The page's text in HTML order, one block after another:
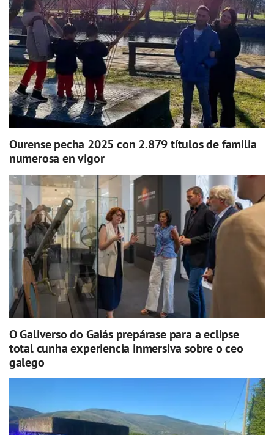
Ourense pecha 2025 con 2.879 títulos de familia
numerosa en vigor
O Galiverso do Gaiás prepárase para a eclipse
total cunha experiencia inmersiva sobre o ceo
galego